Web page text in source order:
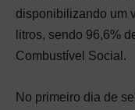
disponibilizando um
litros, sendo 96,6%
Combustível Social.
No primeiro dia de